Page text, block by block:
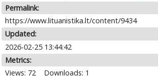
Permalink:
https://www.lituanistika.lt/content/9434
Updated:
2026-02-25 13:44:42
Metrics:
Views: 72
Downloads: 1